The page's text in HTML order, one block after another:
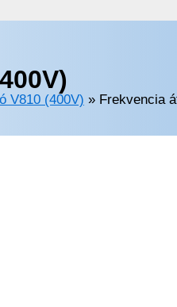
V810 (400V) » Frekvencia